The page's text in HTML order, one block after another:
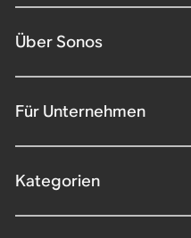
Über Sonos
Für Unternehmen
Kategorien